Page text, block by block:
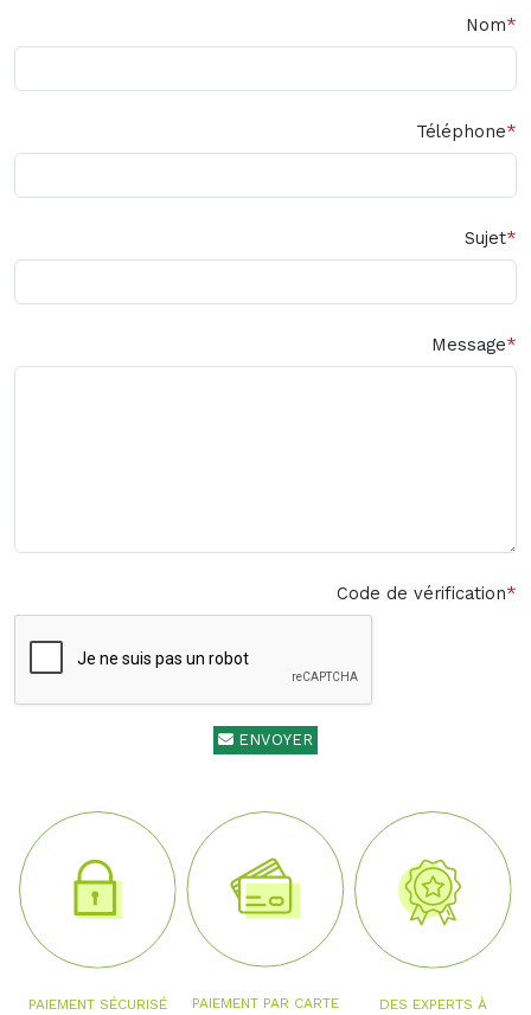
Nom
Téléphone
Sujet
Message
Code de vérification
ENVOYER
PAIEMENT SÉCURISÉ
PAIEMENT PAR CARTE
DES EXPERTS À